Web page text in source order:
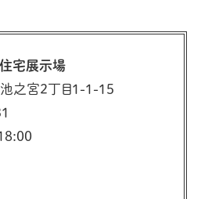
宅展示場
之宮2丁目1-1-15